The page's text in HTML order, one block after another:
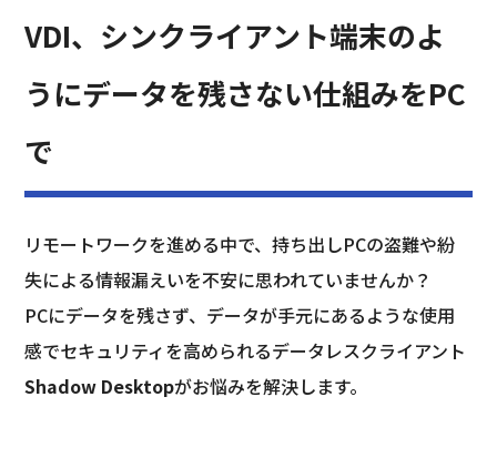
VDI、シンクライアント端末のよ
うにデータを残さない仕組みをPC
で
リモートワークを進める中で、持ち出しPCの盗難や紛
失による情報漏えいを不安に思われていませんか？
PCにデータを残さず、データが手元にあるような使用
Shadow Desktopがお悩みを解決します。